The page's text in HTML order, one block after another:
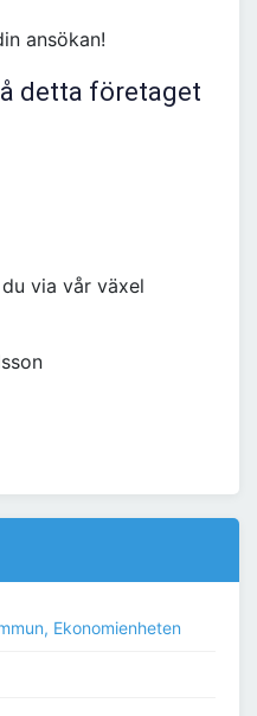
ansökan!
detta företaget
via vår växel
Ekonomienheten